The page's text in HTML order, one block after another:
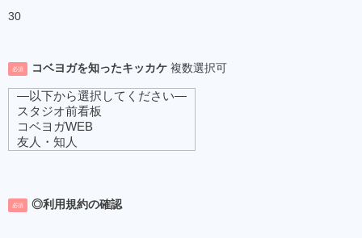
30
必須 コベヨガを知ったキッカケ 複数選択可
必須 ◎利用規約の確認